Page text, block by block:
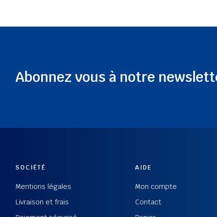
Abonnez vous à notre
SOCIÉTÉ
Mentions légales
Livraison et frais
AIDE
Mon compte
Contact